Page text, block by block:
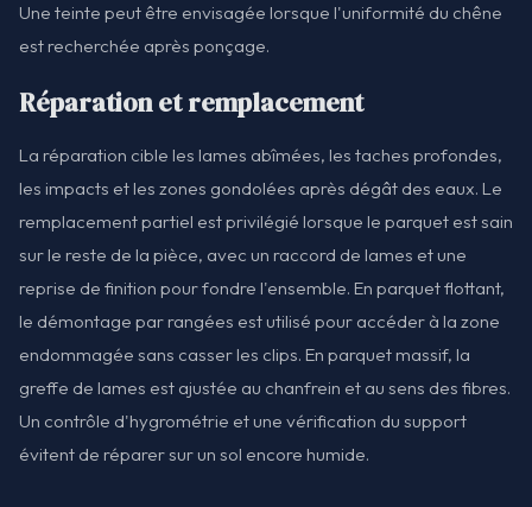
Une teinte peut être envisagée lorsque l'uniformité du chêne
est recherchée après ponçage.
Réparation et remplacement
La réparation cible les lames abîmées, les taches profondes,
les impacts et les zones gondolées après dégât des eaux. Le
remplacement partiel est privilégié lorsque le parquet est sain
sur le reste de la pièce, avec un raccord de lames et une
reprise de finition pour fondre l'ensemble. En parquet flottant,
le démontage par rangées est utilisé pour accéder à la zone
endommagée sans casser les clips. En parquet massif, la
greffe de lames est ajustée au chanfrein et au sens des fibres.
Un contrôle d'hygrométrie et une vérification du support
évitent de réparer sur un sol encore humide.